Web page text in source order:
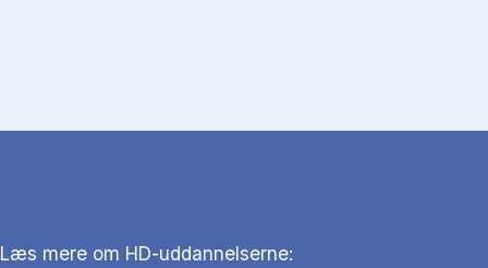
Læs mere om HD-uddannelserne: